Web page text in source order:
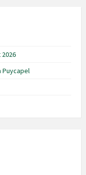
Puycapel